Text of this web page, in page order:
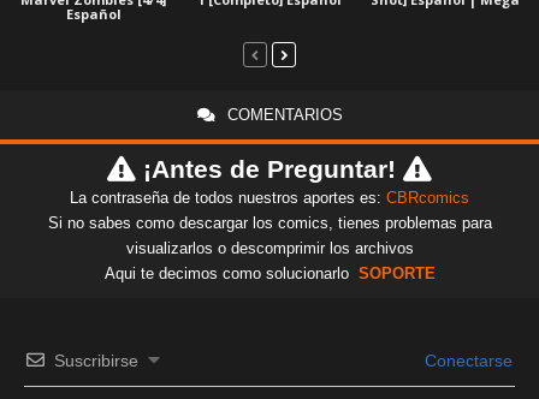
Español
COMENTARIOS
¡Antes de Preguntar!
La contraseña de todos nuestros aportes es: CBRcomics
Si no sabes como descargar los comics, tienes problemas para
visualizarlos o descomprimir los archivos
Aqui te decimos como solucionarlo SOPORTE
Suscribirse Conectarse